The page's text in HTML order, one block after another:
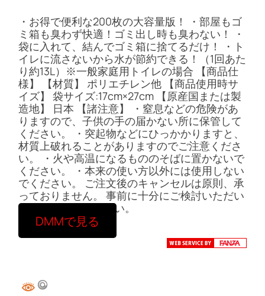
・お得で便利な200枚の大容量版！ ・部屋もゴ
ミ箱も臭わず快適！ゴミ出し時も臭わない！ ・
袋に入れて、結んでゴミ箱に捨てるだけ！ ・ト
イレに流さないから水が節約できる！（1回あた
り約13L）※一般家庭用トイレの場合 【商品仕
様】 【材質】 ポリエチレン他 【商品使用時サ
イズ】 袋サイズ:17cm×27cm 【原産国または製
造地】 日本 【諸注意】 ・窒息などの危険があ
りますので、子供の手の届かない所に保管して
ください。 ・突起物などにひっかかりますと、
材質上破れることがありますのでご注意くださ
い。 ・火や高温になるもののそばに置かないで
ください。 ・本来の使い方以外には使用しない
でください。 ご注文後のキャンセルは原則、承
っておりません。 事前に十分にご検討いただい
た上でご注文ください。
DMMで見る